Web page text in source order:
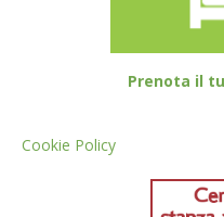
Prenota il
Cookie Policy